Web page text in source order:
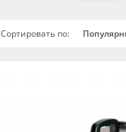
Сортировать по: